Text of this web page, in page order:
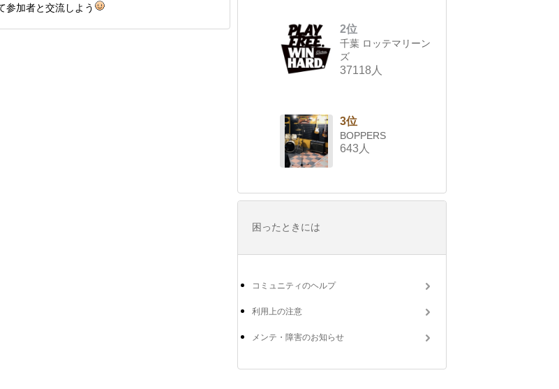
参加者と交流しよう
2位
千葉 ロッテマリーン
ズ
37118人
3位
BOPPERS
643人
困ったときには
コミュニティのヘルプ
利用上の注意
メンテ・障害のお知らせ